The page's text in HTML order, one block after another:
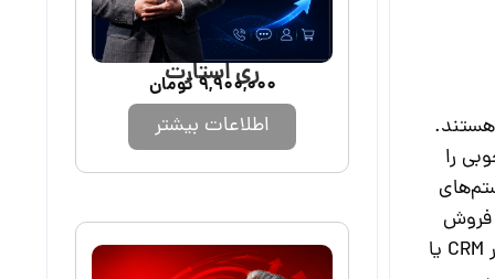
هستند.
را
نه تنها به معنای یادگیری نحوه کار با یک نرم‌افزار CRM یا
ری استارت
9,900,000تومان
اطلاعات بیشتر